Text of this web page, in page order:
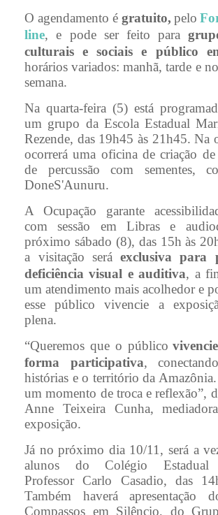
O agendamento é gratuito, pelo
line, e pode ser feito para
culturais e sociais e público
horários variados: manhã, tarde e
semana.
Na quarta-feira (5) está
um grupo da Escola Estadual
Rezende, das 19h45 às 21h45. Na
ocorrerá uma oficina de criação
de percussão com sementes,
DoneS'Aunuru.
A Ocupação garante
com sessão em Libras e
próximo sábado (8), das 15h às
a visitação será exclusiva para
deficiência visual e auditiva, a
um atendimento mais acolhedor e
esse público vivencie a
plena.
“Queremos que o público
forma participativa,
histórias e o território da
um momento de troca e reflexão”,
Anne Teixeira Cunha,
exposição.
Já no próximo dia 10/11, será a
alunos do Colégio Estadual
Professor Carlo Casadio, das
Também haverá apresentação
Compassos em Silêncio, do